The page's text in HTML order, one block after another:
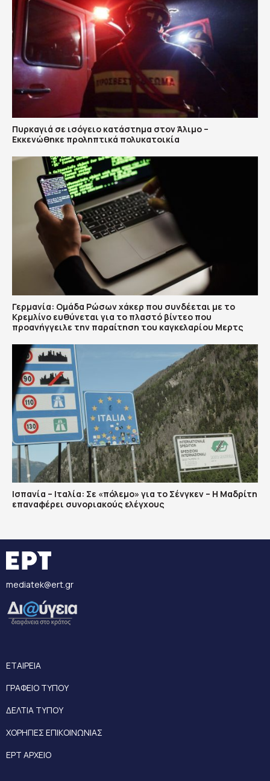
Πυρκαγιά σε ισόγειο κατάστημα στον Άλιμο –
Εκκενώθηκε προληπτικά πολυκατοικία
Γερμανία: Ομάδα Ρώσων χάκερ που συνδέεται με το
Κρεμλίνο ευθύνεται για το πλαστό βίντεο που
προανήγγειλε την παραίτηση του καγκελαρίου Μερτς
Ισπανία – Ιταλία: Σε «πόλεμο» για το Σένγκεν – Η Μαδρίτη
επαναφέρει συνοριακούς ελέγχους
mediatek@ert.gr
ΕΤΑΙΡΕΙΑ
ΓΡΑΦΕΙΟ ΤΥΠΟΥ
ΔΕΛΤΙΑ ΤΥΠΟΥ
ΧΟΡΗΓΙΕΣ ΕΠΙΚΟΙΝΩΝΙΑΣ
ΕΡΤ ΑΡΧΕΙΟ